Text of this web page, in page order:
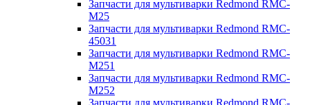
Запчасти для мультиварки Redmond RMC-
M25
Запчасти для мультиварки Redmond RMC-
45031
Запчасти для мультиварки Redmond RMC-
M251
Запчасти для мультиварки Redmond RMC-
M252
Запчасти для мультиварки Redmond RMC-